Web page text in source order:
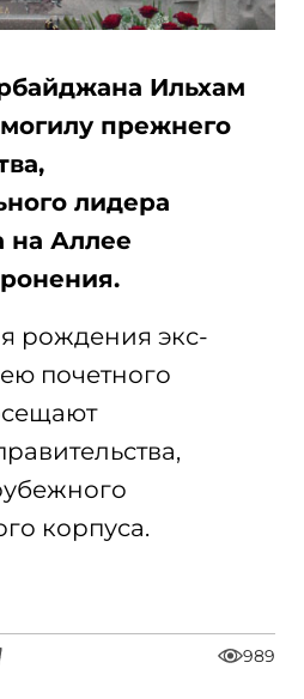
Ильхам
прежнего
лидера
на Аллее
рождения экс-
почетного
корпуса.
989